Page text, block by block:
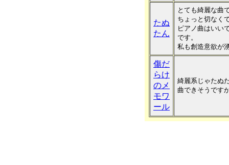
たぬ
たん
とても綺麗な曲
ちょっと切なく
ピアノ曲はいい
です。
私も創造意欲が
傷だ
らけ
のメ
モワ
ール
綺麗系じゃたぬ
曲できそうです